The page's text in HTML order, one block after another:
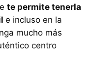
te permite tenerla
e incluso en la
mucho más
centro